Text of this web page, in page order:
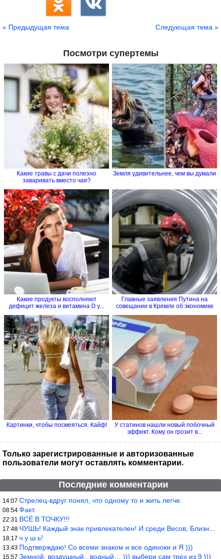
« Предыдущая тема Следующая тема »
Посмотри супертемы
Какие травы с дачи полезно
заваривать вместо чая?
Земля удивительнее, чем вы думали
Какие продукты восполняют
дефицит железа и витамина D у...
Главные заявления Путина на
совещании в Кремле об экономике
Картинки, чтобы посмеяться. Кайф!
У статинов нашли новый побочный
эффект. Кому он грозит в...
Только зарегистрированные и авторизованные
пользователи могут оставлять комментарии.
Последние комментарии
14:07 Стрелец-вдруг понял, что одному то и жить легче.
08:54 Факт.
22:31 ВСЁ В ТОЧКУ!!!
17:48 ЧУШЬ! Каждый знак привлекателен! И среди Весов, Близнецов встреч
18:17 ч у ш ь!
13:43 Подтверждаю! Со всеми знаком и все одиноки и Я )))
15:57 Земной, воздушный., водный… ))) выбери сам трех из 9 )))